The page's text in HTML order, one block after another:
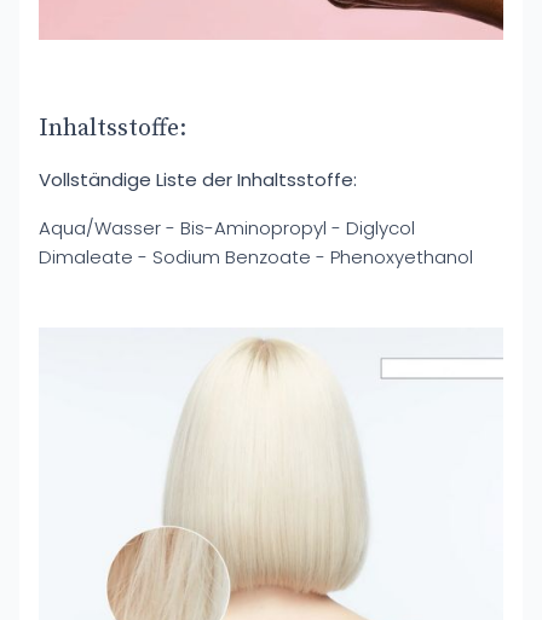
Inhaltsstoffe:
Vollständige Liste der Inhaltsstoffe:
Aqua/Wasser - Bis-Aminopropyl - Diglycol
Dimaleate - Sodium Benzoate - Phenoxyethanol